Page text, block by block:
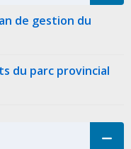
de gestion du
du parc provincial
Expand